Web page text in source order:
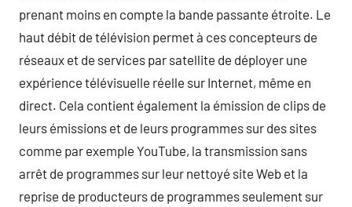
prenant moins en compte la bande passante étroite. Le
haut débit de télévision permet à ces concepteurs de
réseaux et de services par satellite de déployer une
expérience télévisuelle réelle sur Internet, même en
direct. Cela contient également la émission de clips de
leurs émissions et de leurs programmes sur des sites
comme par exemple YouTube, la transmission sans
arrêt de programmes sur leur nettoyé site Web et la
reprise de producteurs de programmes seulement sur